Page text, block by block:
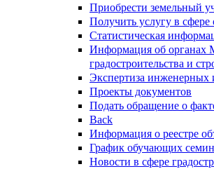
Приобрести земельный
Получить услугу в сфере
Статистическая
Информация об органах
градостроительства и
Экспертиза инженерных
Проекты документов
Подать обращение о
Back
Информация о реестре
График обучающих
Новости в сфере